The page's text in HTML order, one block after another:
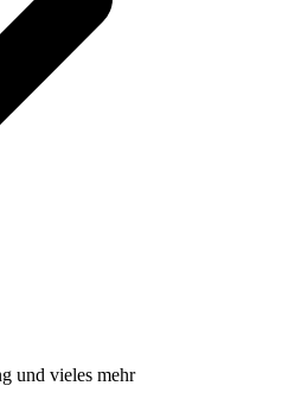
und vieles mehr